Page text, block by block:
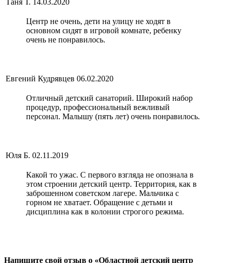
Таня Т. 14.03.2020
Центр не очень, дети на улицу не ходят в
основном сидят в игровой комнате, ребенку
очень не понравилось.
Евгений Кудрявцев 06.02.2020
Отличный детский санаторий. Широкий набор
процедур, профессиональный вежливый
персонал. Малышу (пять лет) очень понравилось.
Юля Б. 02.11.2019
Какой то ужас. С первого взгляда не опознала в
этом строении детский центр. Территория, как в
заброшенном советском лагере. Мальчика с
горном не хватает. Обращение с детьми и
дисциплина как в колонии строгого режима.
Напишите свой отзыв о «Областной детский центр